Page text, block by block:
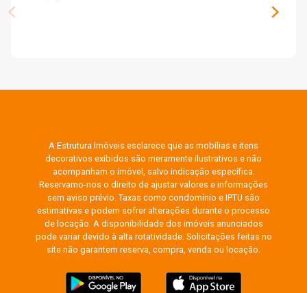
A Estrutura Imóveis esclarece que as mobílias e itens
decorativos exibidos são meramente ilustrativos e não
acompanham o imóvel, salvo indicação específica.
Reservamo-nos o direito de ajustar valores e informações
sem aviso prévio. Taxas como condomínio e IPTU são
estimativas e podem sofrer alterações durante o processo
de locação. A disponibilidade dos imóveis anunciados
pode variar devido à alta rotatividade. Solicitações feitas no
site não garantem reserva, compra, venda ou locação.